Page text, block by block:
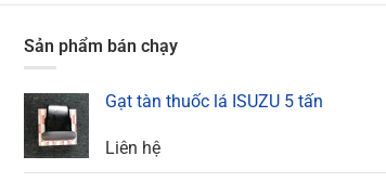
Sản phẩm bán chạy
Gạt tàn thuốc lá ISUZU 5 tấn
Liên hệ